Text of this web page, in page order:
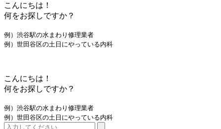
こんにちは！
何をお探しですか？
例）渋谷駅の水まわり修理業者
例）世田谷区の土日にやっている内科
こんにちは！
何をお探しですか？
例）渋谷駅の水まわり修理業者
例）世田谷区の土日にやっている内科